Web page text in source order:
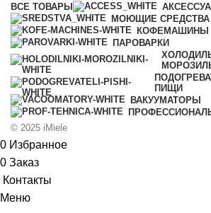
ВСЕ ТОВАРЫ
МОЮЩИЕ СРЕДСТВА
КОФЕМАШИНЫ
ПАРОВАРКИ
ПИЩИ
ВАКУУМАТОРЫ
© 2025 iMiele
0 Избранное
0 Заказ
Контакты
Меню